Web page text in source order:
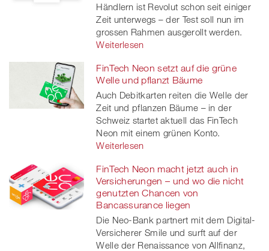
Händlern ist Revolut schon seit einiger
Zeit unterwegs – der Test soll nun im
grossen Rahmen ausgerollt werden.
Weiterlesen
FinTech Neon setzt auf die grüne
Welle und pflanzt Bäume
Auch Debitkarten reiten die Welle der
Zeit und pflanzen Bäume – in der
Schweiz startet aktuell das FinTech
Neon mit einem grünen Konto.
Weiterlesen
FinTech Neon macht jetzt auch in
Versicherungen – und wo die nicht
genutzten Chancen von
Bancassurance liegen
Die Neo-Bank partnert mit dem Digital-
Versicherer Smile und surft auf der
Welle der Renaissance von Allfinanz,